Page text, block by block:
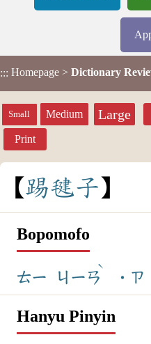
::: Homepage > Dictionary
Small Medium Large
Print
踢毽子
Bopomofo
ㄊㄧ ㄐㄧㄢ
ˋ
˙ㄗ
Hanyu Pinyin